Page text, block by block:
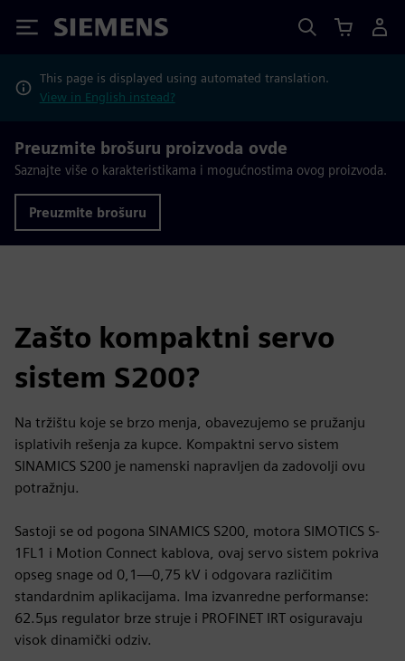
Siemens
This page is displayed using automated translation.
View in English instead?
Preuzmite brošuru proizvoda ovde
Saznajte više o karakteristikama i mogućnostima ovog proizvoda.
Preuzmite brošuru
Zašto kompaktni servo
sistem S200?
Na tržištu koje se brzo menja, obavezujemo se pružanju
isplativih rešenja za kupce. Kompaktni servo sistem
SINAMICS S200 je namenski napravljen da zadovolji ovu
potražnju.
Sastoji se od pogona SINAMICS S200, motora SIMOTICS S-
1FL1 i Motion Connect kablova, ovaj servo sistem pokriva
opseg snage od 0,1—0,75 kV i odgovara različitim
standardnim aplikacijama. Ima izvanredne performanse:
62.5μs regulator brze struje i PROFINET IRT osiguravaju
visok dinamički odziv.